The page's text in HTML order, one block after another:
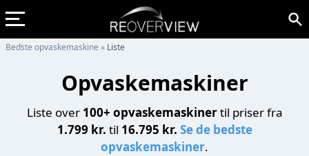
Bedste opvaskemaskine » Liste
Opvaskemaskiner
Liste over 100+ opvaskemaskinertil priser fra
1.799 kr. til 16.795 kr. Se de bedste
opvaskemaskiner.